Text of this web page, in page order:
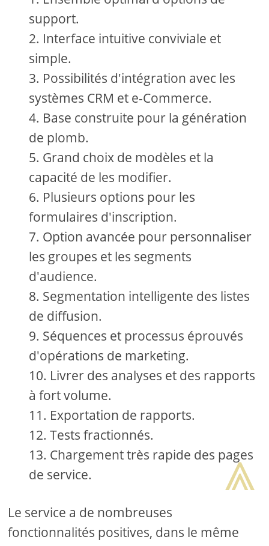
support.
Interface intuitive conviviale et
simple.
Possibilités d'intégration avec les
systèmes CRM et e-Commerce.
Base construite pour la génération
de plomb.
Grand choix de modèles et la
capacité de les modifier.
Plusieurs options pour les
formulaires d'inscription.
Option avancée pour personnaliser
les groupes et les segments
d'audience.
Segmentation intelligente des listes
de diffusion.
Séquences et processus éprouvés
d'opérations de marketing.
Livrer des analyses et des rapports
à fort volume.
Exportation de rapports.
Tests fractionnés.
Chargement très rapide des pages
de service.
Le service a de nombreuses
fonctionnalités positives, dans le même
⩓